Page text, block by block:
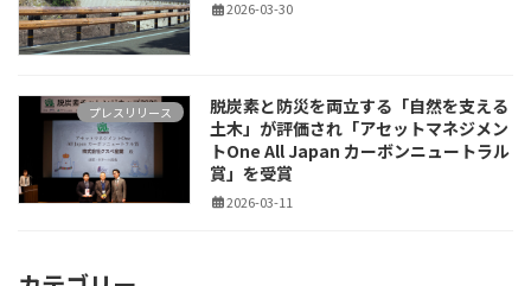
2026-03-30
プレスリリース
脱炭素と防災を両立する「自然を支える
土木」が評価され「アセットマネジメン
トOne All Japan カーボンニュートラル
賞」を受賞
2026-03-11